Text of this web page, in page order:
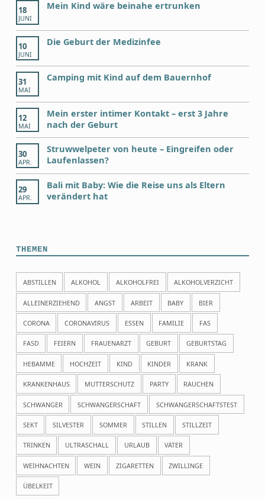
18
JUNI
Mein Kind wäre beinahe ertrunken
10
JUNI
Die Geburt der Medizinfee
31
MAI
Camping mit Kind auf dem Bauernhof
12
MAI
Mein erster intimer Kontakt – erst 3 Jahre
nach der Geburt
30
APR.
Struwwelpeter von heute – Eingreifen oder
Laufenlassen?
29
APR.
Bali mit Baby: Wie die Reise uns als Eltern
verändert hat
THEMEN
ABSTILLEN ALKOHOL ALKOHOLFREI ALKOHOLVERZICHT
ALLEINERZIEHEND ANGST ARBEIT BABY BIER
CORONA CORONAVIRUS ESSEN FAMILIE FAS
FASD FEIERN FRAUENARZT GEBURT GEBURTSTAG
HEBAMME HOCHZEIT KIND KINDER KRANK
KRANKENHAUS MUTTERSCHUTZ PARTY RAUCHEN
SCHWANGER SCHWANGERSCHAFT SCHWANGERSCHAFTSTEST
SEKT SILVESTER SOMMER STILLEN STILLZEIT
TRINKEN ULTRASCHALL URLAUB VÄTER
WEIHNACHTEN WEIN ZIGARETTEN ZWILLINGE
ÜBELKEIT